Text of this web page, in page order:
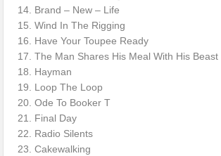
14. Brand – New – Life
15. Wind In The Rigging
16. Have Your Toupee Ready
17. The Man Shares His Meal With His Beast
18. Hayman
19. Loop The Loop
20. Ode To Booker T
21. Final Day
22. Radio Silents
23. Cakewalking